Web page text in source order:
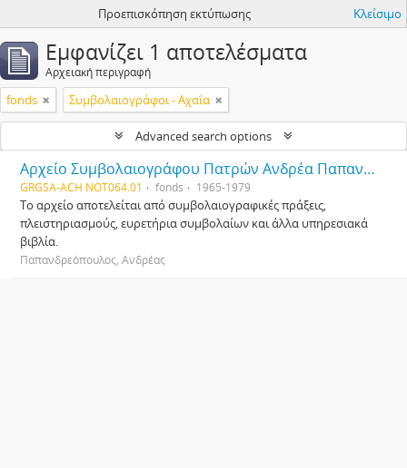
Προεπισκόπηση εκτύπωσης Κλείσιμο
Εμφανίζει 1 αποτελέσματα
Αρχειακή περιγραφή
fonds Συμβολαιογράφοι - Αχαΐα
Advanced search options
Αρχείο Συμβολαιογράφου Πατρών Ανδρέα Παπανδρεόπουλου
GRGSA-ACH NOT064.01 fonds 1965-1979
Το αρχείο αποτελείται από συμβολαιογραφικές πράξεις,
πλειστηριασμούς, ευρετήρια συμβολαίων και άλλα υπηρεσιακά
βιβλία.
Παπανδρεόπουλος, Ανδρέας